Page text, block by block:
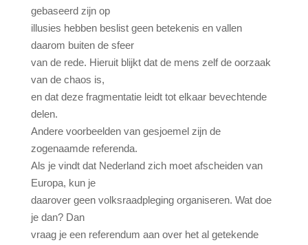
gebaseerd zijn op
illusies hebben beslist geen betekenis en vallen
daarom buiten de sfeer
van de rede. Hieruit blijkt dat de mens zelf de oorzaak
van de chaos is,
en dat deze fragmentatie leidt tot elkaar bevechtende
delen.
Andere voorbeelden van gesjoemel zijn de
zogenaamde referenda.
Als je vindt dat Nederland zich moet afscheiden van
Europa, kun je
daarover geen volksraadpleging organiseren. Wat doe
je dan? Dan
vraag je een referendum aan over het al getekende